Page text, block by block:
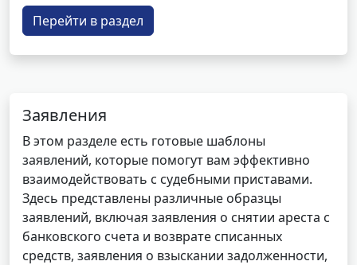
Перейти в раздел
Заявления
В этом разделе есть готовые шаблоны
заявлений, которые помогут вам эффективно
взаимодействовать с судебными приставами.
Здесь представлены различные образцы
заявлений, включая заявления о снятии ареста с
банковского счета и возврате списанных
средств, заявления о взыскании задолженности,